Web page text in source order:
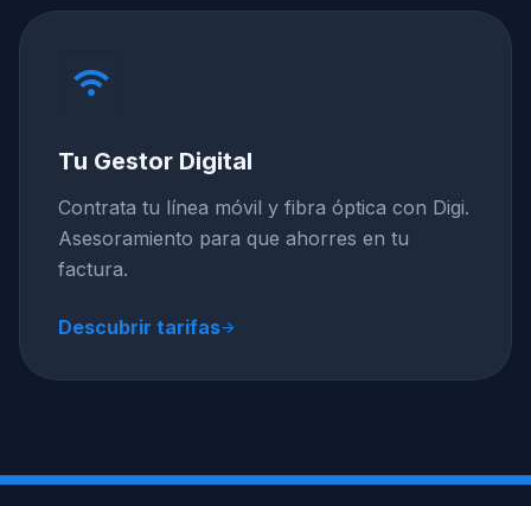
wifi
Tu Gestor Digital
Contrata tu línea móvil y fibra óptica con Digi.
Asesoramiento para que ahorres en tu
factura.
Descubrir tarifasarrow_forward